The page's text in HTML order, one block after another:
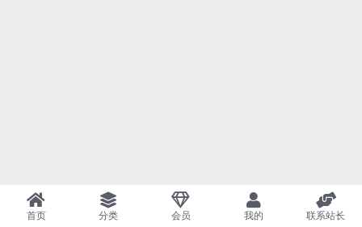
首页 分类 会员 我的 联系站长